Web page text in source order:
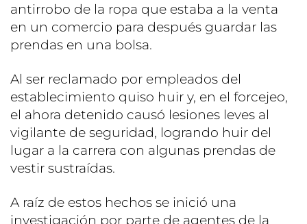
antirrobo de la ropa que estaba a la venta
en un comercio para después guardar las
prendas en una bolsa.
Al ser reclamado por empleados del
establecimiento quiso huir y, en el forcejeo,
el ahora detenido causó lesiones leves al
vigilante de seguridad, logrando huir del
lugar a la carrera con algunas prendas de
vestir sustraídas.
A raíz de estos hechos se inició una
investigación por parte de agentes de la